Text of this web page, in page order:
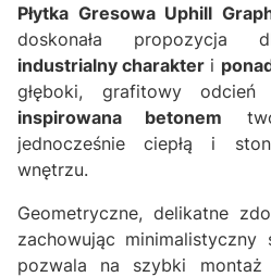
Płytka Gresowa Uphill
doskonała propozycja
industrialny charakter i
głęboki, grafitowy
inspirowana betonem
jednocześnie ciepłą i
wnętrzu.
Geometryczne, delikatne
zachowując
pozwala na szybki